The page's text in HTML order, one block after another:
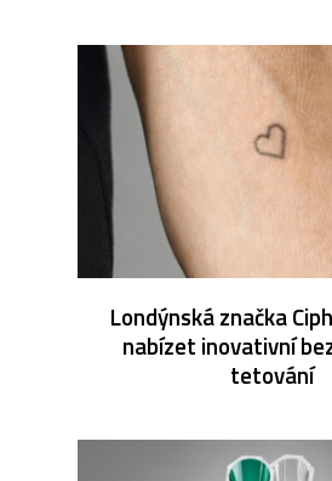
Londýnská značka
nabízet inovativní
tetování